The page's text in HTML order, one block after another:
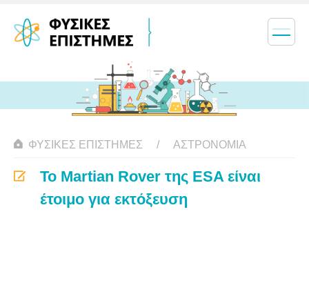
ΦΥΣΙΚΈΣ ΕΠΙΣΤΉΜΕΣ ΑΣΤΡΟΝΟΜΊΑ
Το Martian Rover της ESA είναι
έτοιμο για εκτόξευση